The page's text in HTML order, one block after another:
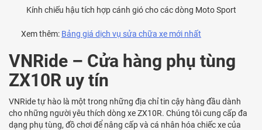
Kính chiếu hậu tích hợp cánh gió cho các dòng Moto Sport
Xem thêm: Bảng giá dịch vụ sửa chữa xe mới nhất
VNRide – Cửa hàng phụ tùng
ZX10R uy tín
VNRide tự hào là một trong những địa chỉ tin cậy hàng đầu dành
cho những người yêu thích dòng xe ZX10R. Chúng tôi cung cấp đa
dạng phụ tùng, đồ chơi để nâng cấp và cá nhân hóa chiếc xe của